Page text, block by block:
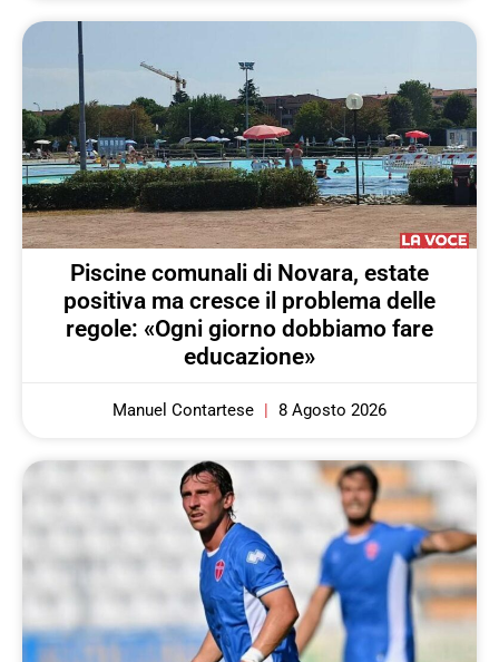
Piscine comunali di Novara, estate
positiva ma cresce il problema delle
regole: «Ogni giorno dobbiamo fare
educazione»
Manuel Contartese 8 Agosto 2026